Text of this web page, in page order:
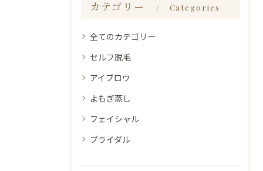
カテゴリー Categories
全てのカテゴリー
セルフ脱毛
アイブロウ
よもぎ蒸し
フェイシャル
ブライダル